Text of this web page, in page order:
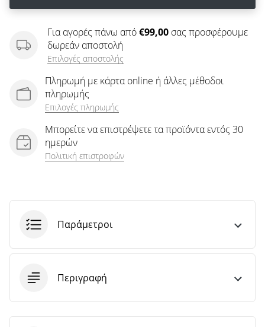
Για αγορές πάνω από€99,00 σας προσφέρουμε
δωρεάν αποστολή
Επιλογές αποστολής
Πληρωμή με κάρτα online ή άλλες μέθοδοι
πληρωμής
Επιλογές πληρωμής
Μπορείτε να επιστρέψετε τα προϊόντα εντός 30
ημερών
Πολιτική επιστροφών
Παράμετροι
Περιγραφή